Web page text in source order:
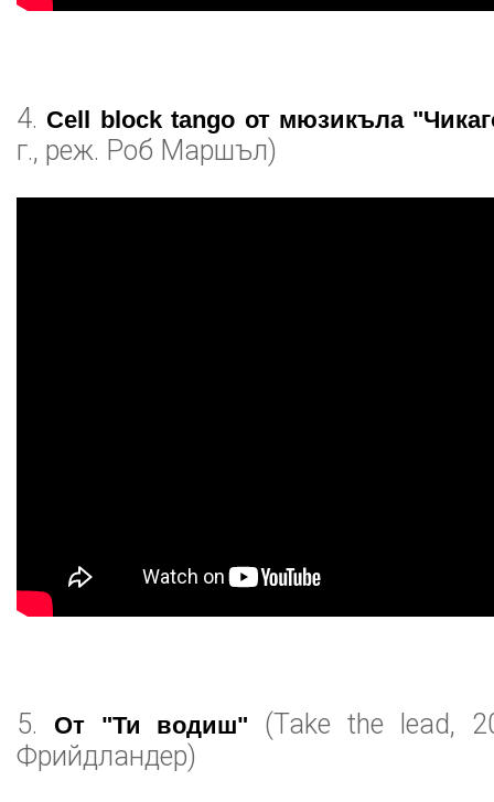
4. Cell block tango от мюзикъла
г., реж. Роб Маршъл)
5. От "Ти водиш"
(Take the lead,
Фрийдландер)